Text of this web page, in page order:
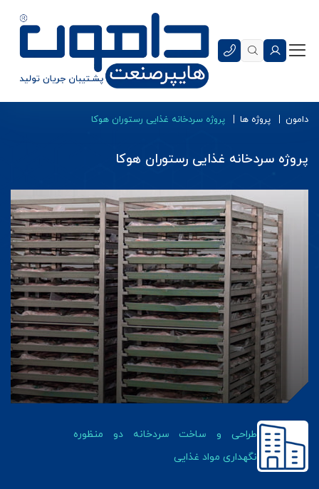
دامون پروژه ها پروژه سردخانه غذایی رستوران هوکا
پروژه سردخانه غذایی رستوران هوکا
طراحی و ساخت سردخانه دو منظوره
نگهداری مواد غذایی